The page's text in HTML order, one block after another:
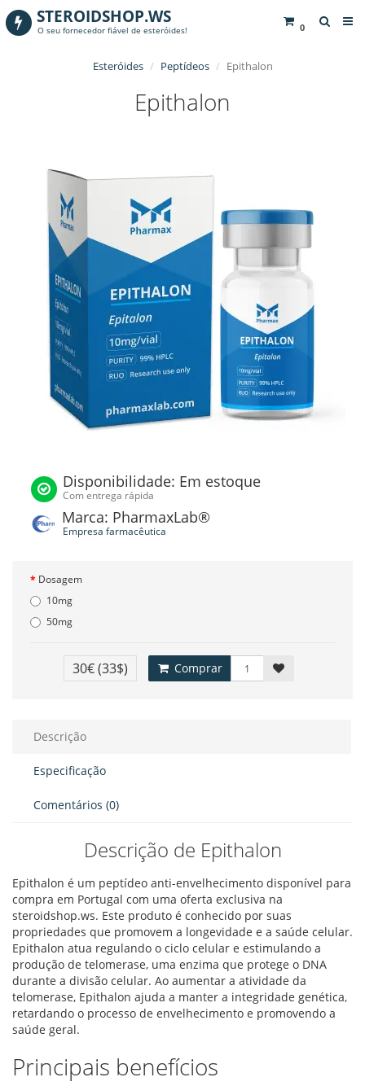
0
STEROIDSHOP.WS
O seu fornecedor fiável de esteróides!
Esteróides Peptídeos Epithalon
Epithalon
Disponibilidade: Em estoque
Com entrega rápida
Marca: PharmaxLab®
Empresa farmacêutica
Dosagem
10mg
50mg
30€(33$) Comprar
Descrição
Especificação
Comentários (0)
Descrição de Epithalon
Epithalon é um peptídeo anti-envelhecimento disponível para
compra em Portugal com uma oferta exclusiva na
steroidshop.ws. Este produto é conhecido por suas
propriedades que promovem a longevidade e a saúde celular.
Epithalon atua regulando o ciclo celular e estimulando a
produção de telomerase, uma enzima que protege o DNA
durante a divisão celular. Ao aumentar a atividade da
telomerase, Epithalon ajuda a manter a integridade genética,
retardando o processo de envelhecimento e promovendo a
saúde geral.
Principais benefícios